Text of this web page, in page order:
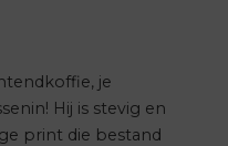
je
Hij is stevig en
print die bestand